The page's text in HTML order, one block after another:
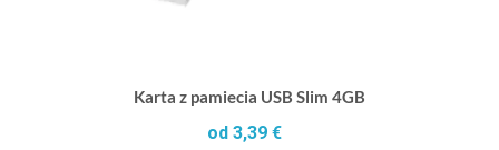
Karta z pamiecia USB Slim 4GB
od 3,39 €